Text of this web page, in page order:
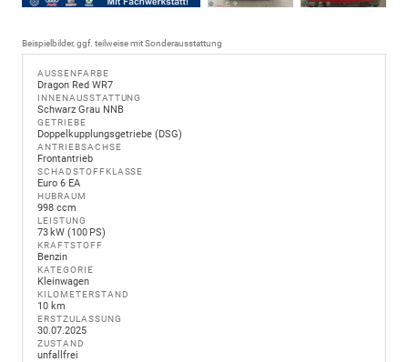
Beispielbilder, ggf. teilweise mit Sonderausstattung
AUSSENFARBE
Dragon Red WR7
INNENAUSSTATTUNG
Schwarz Grau NNB
GETRIEBE
Doppelkupplungsgetriebe (DSG)
ANTRIEBSACHSE
Frontantrieb
SCHADSTOFFKLASSE
Euro 6 EA
HUBRAUM
998 ccm
LEISTUNG
73 kW (100 PS)
KRAFTSTOFF
Benzin
KATEGORIE
Kleinwagen
KILOMETERSTAND
10 km
ERSTZULASSUNG
30.07.2025
ZUSTAND
unfallfrei